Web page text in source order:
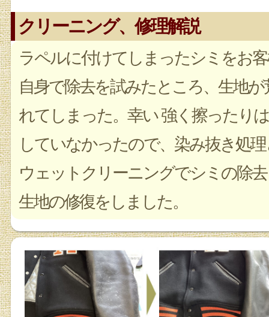
クリーニング、修理解説
ラペルに付けてしまったシミをお
自身で除去を試みたところ、生地が
れてしまった。幸い 強く擦ったりは
していなかったので、染み抜き処
ウェットクリーニングでシミの除
生地の修復をしました。